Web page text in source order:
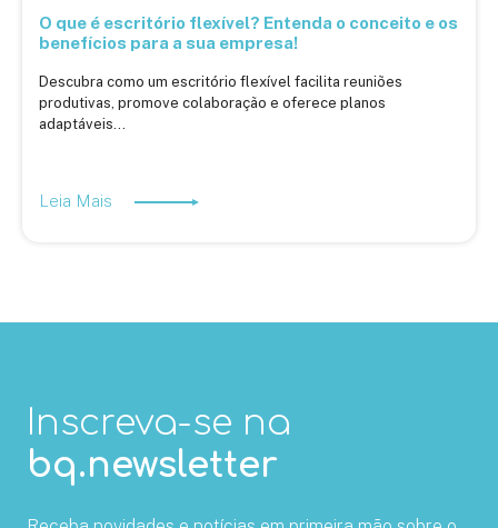
O que é escritório flexível? Entenda o conceito e os
benefícios para a sua empresa!
Descubra como um escritório flexível facilita reuniões
produtivas, promove colaboração e oferece planos
adaptáveis...
Leia Mais
Inscreva-se na
bq.newsletter